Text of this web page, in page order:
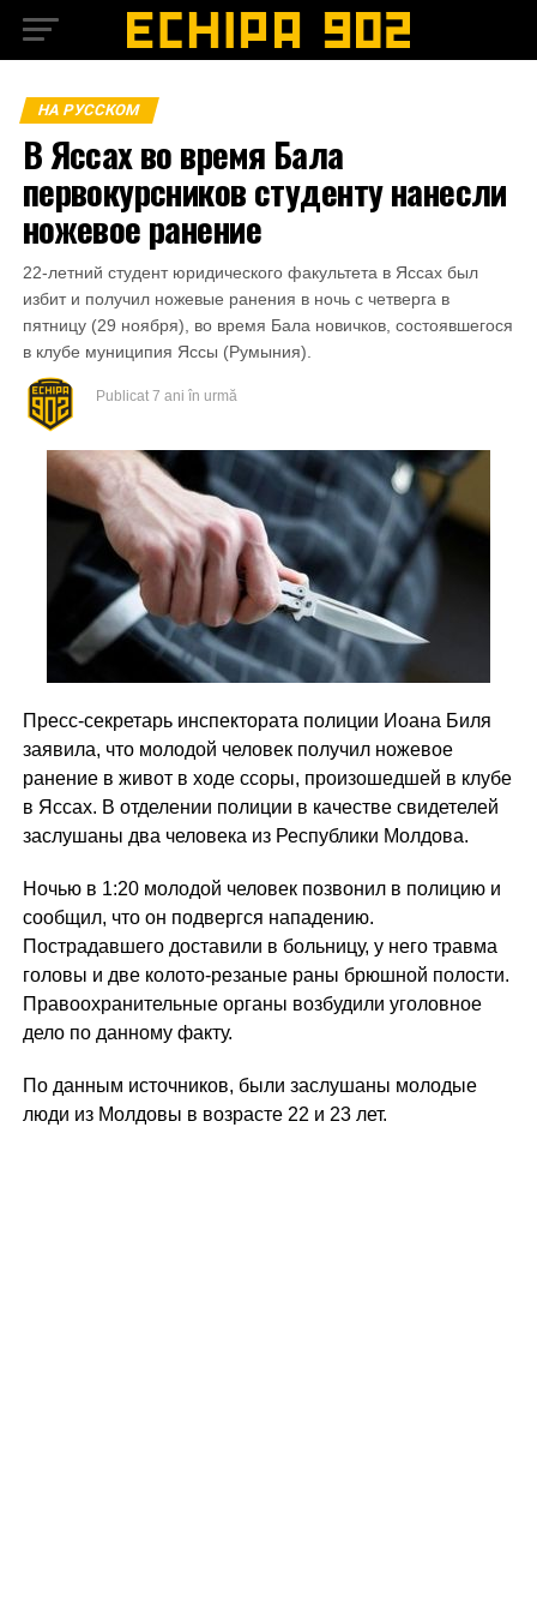
НА РУССКОМ
В Яссах во время Бала
первокурсников студенту нанесли
ножевое ранение
22-летний студент юридического факультета в Яссах был
избит и получил ножевые ранения в ночь с четверга в
пятницу (29 ноября), во время Бала новичков, состоявшегося
в клубе муниципия Яссы (Румыния).
Publicat 7 ani în urmă
Пресс-секретарь инспектората полиции Иоана Биля
заявила, что молодой человек получил ножевое
ранение в живот в ходе ссоры, произошедшей в клубе
в Яссах. В отделении полиции в качестве свидетелей
заслушаны два человека из Республики Молдова.
Ночью в 1:20 молодой человек позвонил в полицию и
сообщил, что он подвергся нападению.
Пострадавшего доставили в больницу, у него травма
головы и две колото-резаные раны брюшной полости.
Правоохранительные органы возбудили уголовное
дело по данному факту.
По данным источников, были заслушаны молодые
люди из Молдовы в возрасте 22 и 23 лет.